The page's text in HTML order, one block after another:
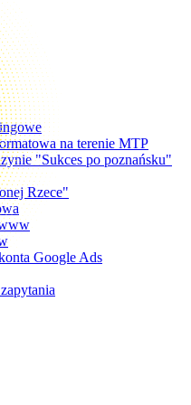
na terenie MTP
"Sukces po poznańsku"
Rzece"
Google Ads